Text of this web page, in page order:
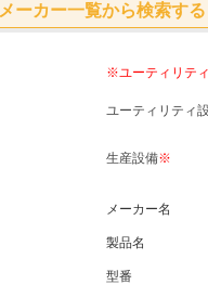
メーカー一覧から検索する
※ユーティリテ
ユーティリティ
生産設備※
メーカー名
製品名
型番